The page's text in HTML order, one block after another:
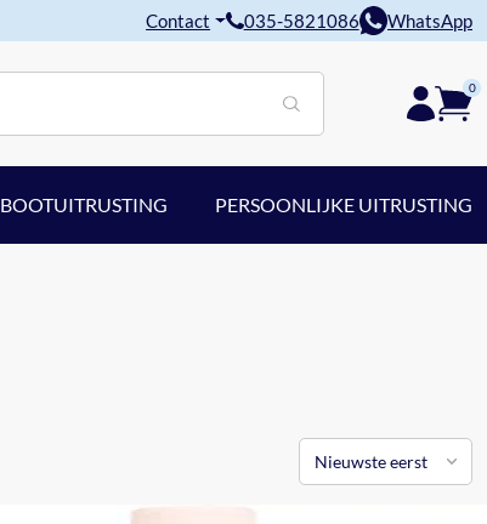
Contact 035-5821086 WhatsApp
0
BOOTUITRUSTING PERSOONLIJKE UITRUSTING